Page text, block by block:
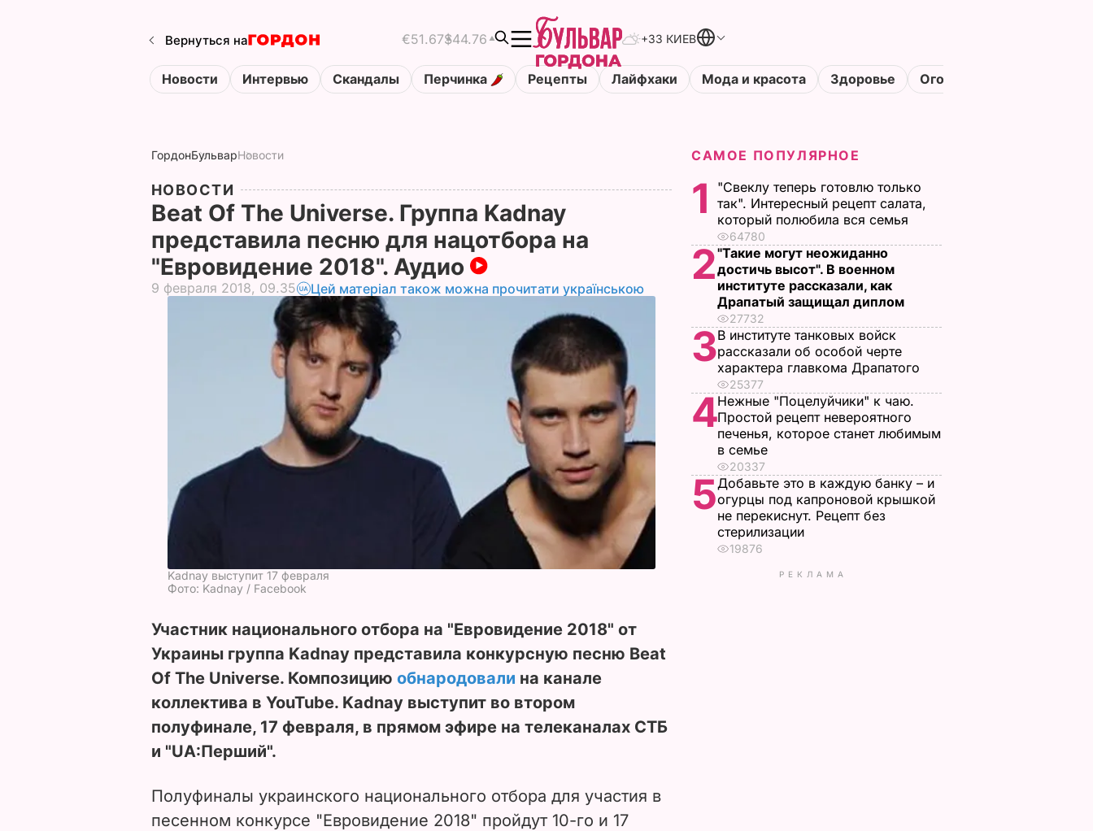
Вернуться на €51.67$44.76 +33 КИЕВ
Новости Интервью Скандалы Перчинка Рецепты Лайфхаки Мода и красота Здоровье Огороды
ГордонБульварНовости
НОВОСТИ
Beat Of The Universe. Группа Kadnay
представила песню для нацотбора на
"Евровидение 2018". Аудио
9 февраля 2018, 09.35 Цей матеріал також можна прочитати українською
Kadnay выступит 17 февраля
Фото: Kadnay / Facebook
Участник национального отбора на "Евровидение 2018" от
Украины группа Kadnay представила конкурсную песню Beat
Of The Universe. Композицию обнародовали на канале
коллектива в YouTube. Kadnay выступит во втором
полуфинале, 17 февраля, в прямом эфире на телеканалах СТБ
и "UА:Перший".
Полуфиналы украинского национального отбора для участия в
песенном конкурсе "Евровидение 2018" пройдут 10-го и 17
САМОЕ ПОПУЛЯРНОЕ
1
"Свеклу теперь готовлю только
так". Интересный рецепт салата,
который полюбила вся семья
64780
2"Такие могут неожиданно
достичь высот". В военном
институте рассказали, как
Драпатый защищал диплом
27732
3В институте танковых войск
рассказали об особой черте
характера главкома Драпатого
25377
4Нежные "Поцелуйчики" к чаю.
Простой рецепт невероятного
печенья, которое станет любимым
в семье
20337
5Добавьте это в каждую банку – и
огурцы под капроновой крышкой
не перекиснут. Рецепт без
стерилизации
19876
РЕКЛАМА